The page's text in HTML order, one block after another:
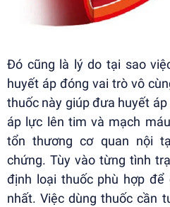
Đó cũng là lý do tại sao
huyết áp đóng vai trò vô
thuốc này giúp đưa huyết
áp lực lên tim và mạch
tổn thương cơ quan nội
chứng. Tùy vào từng tình
định loại thuốc phù hợp
nhất. Việc dùng thuốc cần